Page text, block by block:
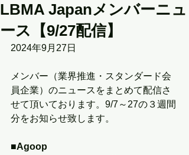
LBMA Japanメンバーニュ
ース【9/27配信】
2024年9月27日
メンバー（業界推進・スタンダード会
員企業）のニュースをまとめて配信さ
せて頂いております。9/7～27の３週間
分をお知らせ致します。
■Agoop